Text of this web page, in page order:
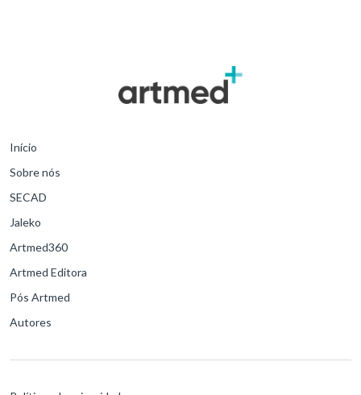
Início
Sobre nós
SECAD
Jaleko
Artmed360
Artmed Editora
Pós Artmed
Autores